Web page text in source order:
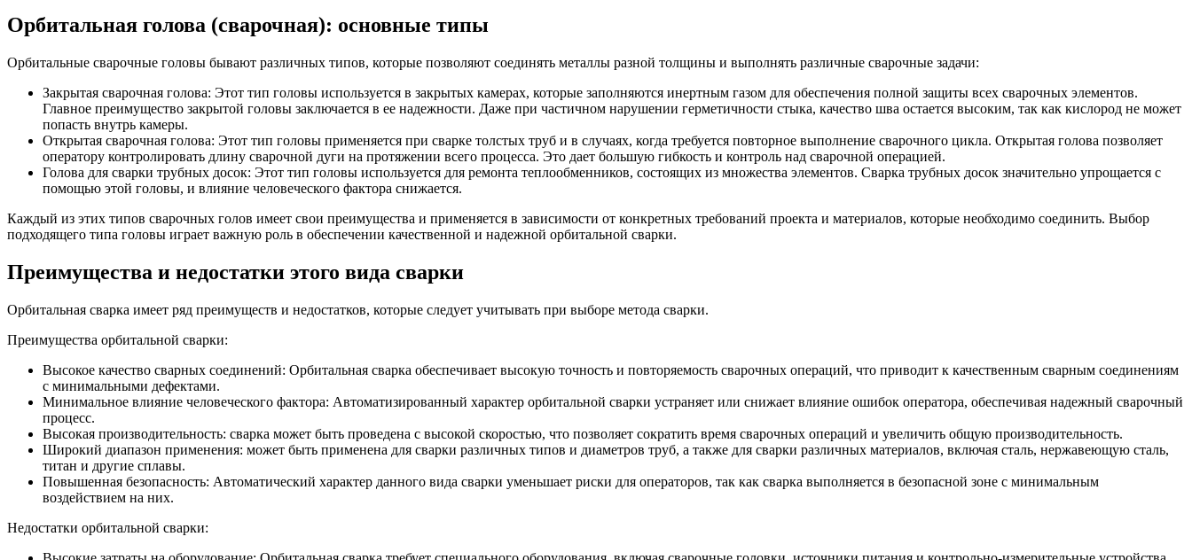
Орбитальная голова (сварочная): основные типы
Орбитальные сварочные головы бывают различных типов, которые позволяют соединять металлы разной толщины и выполнять различные сварочные задачи:
Закрытая сварочная голова: Этот тип головы используется в закрытых камерах, которые заполняются инертным газом для обеспечения полной защиты всех сварочных элементов.
Главное преимущество закрытой головы заключается в ее надежности. Даже при частичном нарушении герметичности стыка, качество шва остается высоким, так как кислород не может
попасть внутрь камеры.
Открытая сварочная голова: Этот тип головы применяется при сварке толстых труб и в случаях, когда требуется повторное выполнение сварочного цикла. Открытая голова позволяет
оператору контролировать длину сварочной дуги на протяжении всего процесса. Это дает большую гибкость и контроль над сварочной операцией.
Голова для сварки трубных досок: Этот тип головы используется для ремонта теплообменников, состоящих из множества элементов. Сварка трубных досок значительно упрощается с
помощью этой головы, и влияние человеческого фактора снижается.
Каждый из этих типов сварочных голов имеет свои преимущества и применяется в зависимости от конкретных требований проекта и материалов, которые необходимо соединить. Выбор
подходящего типа головы играет важную роль в обеспечении качественной и надежной орбитальной сварки.
Преимущества и недостатки этого вида сварки
Орбитальная сварка имеет ряд преимуществ и недостатков, которые следует учитывать при выборе метода сварки.
Преимущества орбитальной сварки:
Высокое качество сварных соединений: Орбитальная сварка обеспечивает высокую точность и повторяемость сварочных операций, что приводит к качественным сварным соединениям
с минимальными дефектами.
Минимальное влияние человеческого фактора: Автоматизированный характер орбитальной сварки устраняет или снижает влияние ошибок оператора, обеспечивая надежный сварочный
процесс.
Высокая производительность: сварка может быть проведена с высокой скоростью, что позволяет сократить время сварочных операций и увеличить общую производительность.
Широкий диапазон применения: может быть применена для сварки различных типов и диаметров труб, а также для сварки различных материалов, включая сталь, нержавеющую сталь,
титан и другие сплавы.
Повышенная безопасность: Автоматический характер данного вида сварки уменьшает риски для операторов, так как сварка выполняется в безопасной зоне с минимальным
воздействием на них.
Недостатки орбитальной сварки: